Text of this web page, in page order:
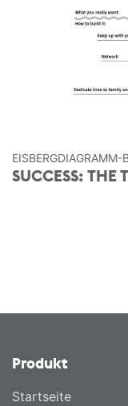
EISBERG­DIAGRAMM-
SUCCESS: THE
Produkt
Startseite